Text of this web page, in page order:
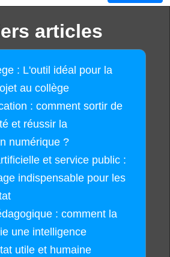
articles
: L'outil idéal pour la
au collège
: comment sortir de
et réussir la
numérique ?
et service public :
indispensable pour les
: comment la
une intelligence
utile et humaine